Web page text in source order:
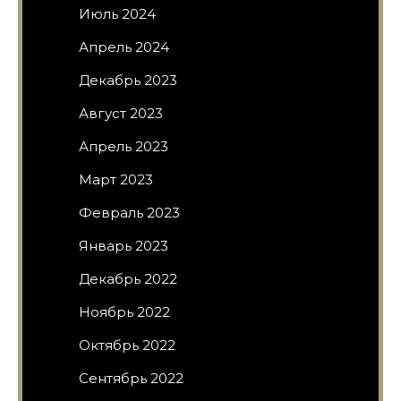
Июль 2024
Апрель 2024
Декабрь 2023
Август 2023
Апрель 2023
Март 2023
Февраль 2023
Январь 2023
Декабрь 2022
Ноябрь 2022
Октябрь 2022
Сентябрь 2022